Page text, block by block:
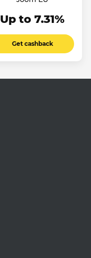
Up to 7.31%
Get cashback